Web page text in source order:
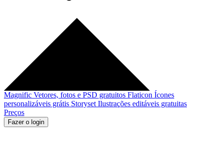
Magnific Vetores, fotos e PSD gratuitos Flaticon Ícones
personalizáveis grátis Storyset Ilustrações editáveis gratuitas
Preços
Fazer o login